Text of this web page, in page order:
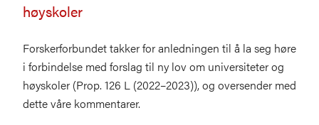
høyskoler
Forskerforbundet takker for anledningen til å la seg høre
i forbindelse med forslag til ny lov om universiteter og
høyskoler (Prop. 126 L (2022–2023)), og oversender med
dette våre kommentarer.